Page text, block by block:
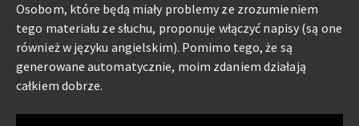
Osobom, które będą miały problemy ze zrozumieniem
tego materiału ze słuchu, proponuje włączyć napisy (są one
również w języku angielskim). Pomimo tego, że są
generowane automatycznie, moim zdaniem działają
całkiem dobrze.